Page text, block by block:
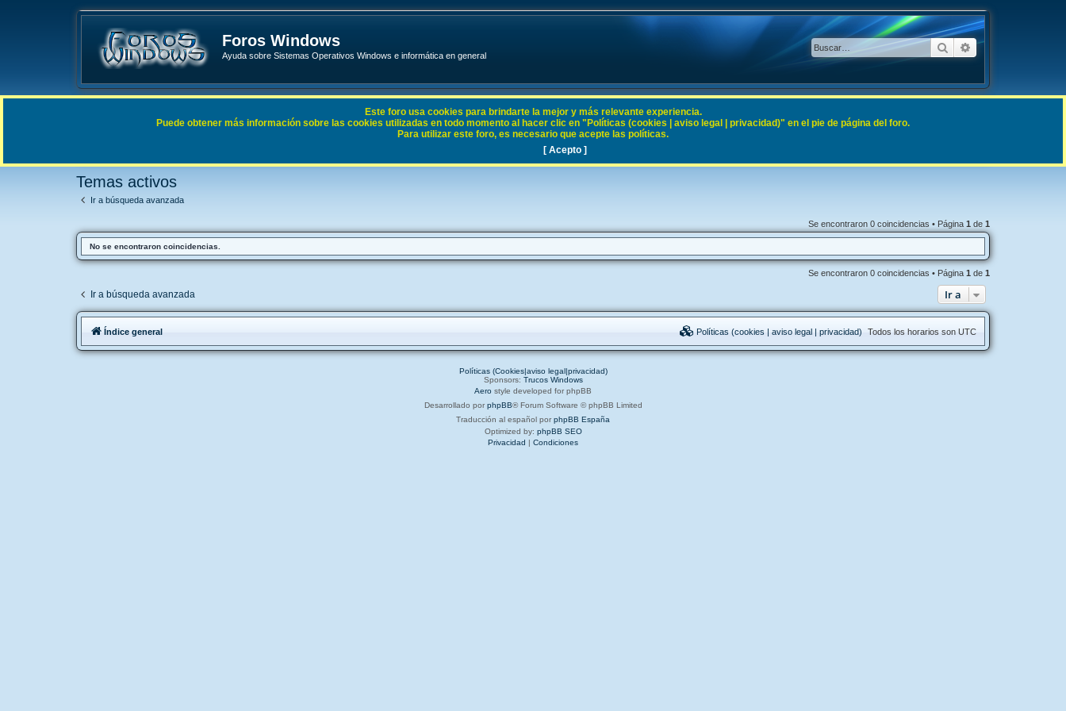
Foros Windows
Ayuda sobre Sistemas Operativos Windows e informática en general
BuscarBúsqueda
Enlaces rápidos FAQ
Temas activos
Ir a búsqueda avanzada
Se encontraron 0 coincidencias • Página 1 de 1
No se encontraron coincidencias.
Se encontraron 0 coincidencias • Página 1 de 1
Ir a búsqueda avanzada Ir a
Este foro usa cookies para brindarte la mejor y más relevante experiencia.
Puede obtener más información sobre las cookies utilizadas en todo momento al hacer clic en "Políticas (cookies | aviso legal | privacidad)" en el pie de página del foro.
Para utilizar este foro, es necesario que acepte las políticas.
[ Acepto ]
Índice general Todos los horarios son UTC
Políticas (cookies | aviso legal | privacidad)
Políticas (Cookies|aviso legal|privacidad)
Sponsors: Trucos Windows
Aero style developed for phpBB
Desarrollado por phpBB® Forum Software © phpBB Limited
Traducción al español por phpBB España
Optimized by: phpBB SEO
Privacidad | Condiciones